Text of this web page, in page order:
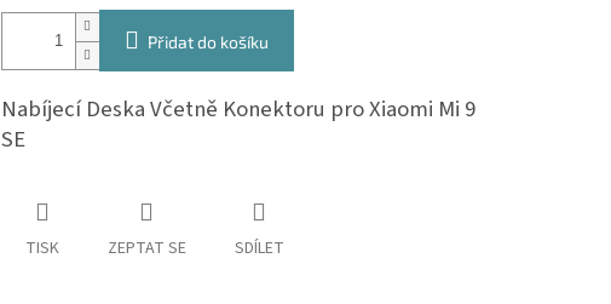
Přidat do košíku
Nabíjecí Deska Včetně Konektoru pro Xiaomi Mi 9
SE
TISK ZEPTAT SE SDÍLET